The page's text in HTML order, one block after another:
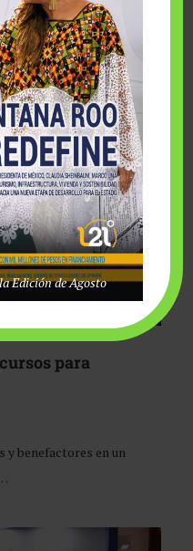
México unieron
de una …
para
y benefactores en un
Edición de Agosto